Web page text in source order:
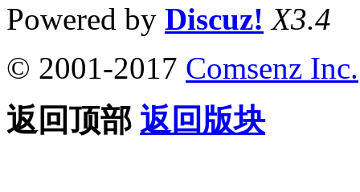
Powered by Discuz! X3.4
© 2001-2017 Comsenz Inc.
返回顶部 返回版块